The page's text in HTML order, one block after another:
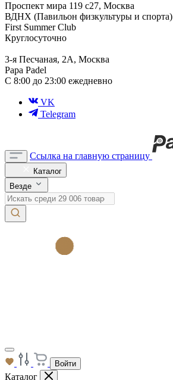
Проспект мира 119 с27, Москва
ВДНХ (Павильон физкультуры и спорта)
First Summer Club
Круглосуточно
3-я Песчаная, 2А, Москва
Papa Padel
С 8:00 до 23:00 ежедневно
VK
Telegram
Ссылка на главную страницу
Каталог
Везде
Войти
Каталог